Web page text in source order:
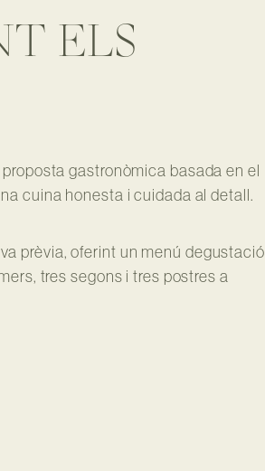
ELS
gastronòmica basada en el
cuina honesta i cuidada al detall.
prèvia, oferint un menú degustació
tres segons i tres postres a